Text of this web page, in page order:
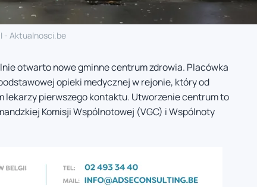
- Aktualnosci.be
otwarto nowe gminne centrum zdrowia. Placówka
opieki medycznej w rejonie, który od
lekarzy pierwszego kontaktu. Utworzenie centrum to
Komisji Wspólnotowej (VGC) i Wspólnoty